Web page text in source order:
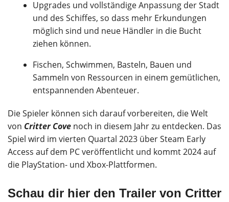
Upgrades und vollständige Anpassung der Stadt
und des Schiffes, so dass mehr Erkundungen
möglich sind und neue Händler in die Bucht
ziehen können.
Fischen, Schwimmen, Basteln, Bauen und
Sammeln von Ressourcen in einem gemütlichen,
entspannenden Abenteuer.
Die Spieler können sich darauf vorbereiten, die Welt
von Critter Cove noch in diesem Jahr zu entdecken. Das
Spiel wird im vierten Quartal 2023 über Steam Early
Access auf dem PC veröffentlicht und kommt 2024 auf
die PlayStation- und Xbox-Plattformen.
Schau dir hier den Trailer von Critter